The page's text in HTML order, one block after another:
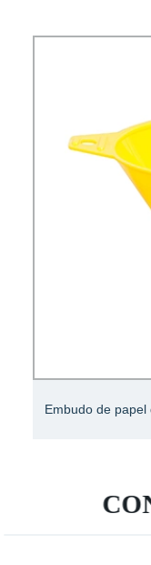
Embudo de